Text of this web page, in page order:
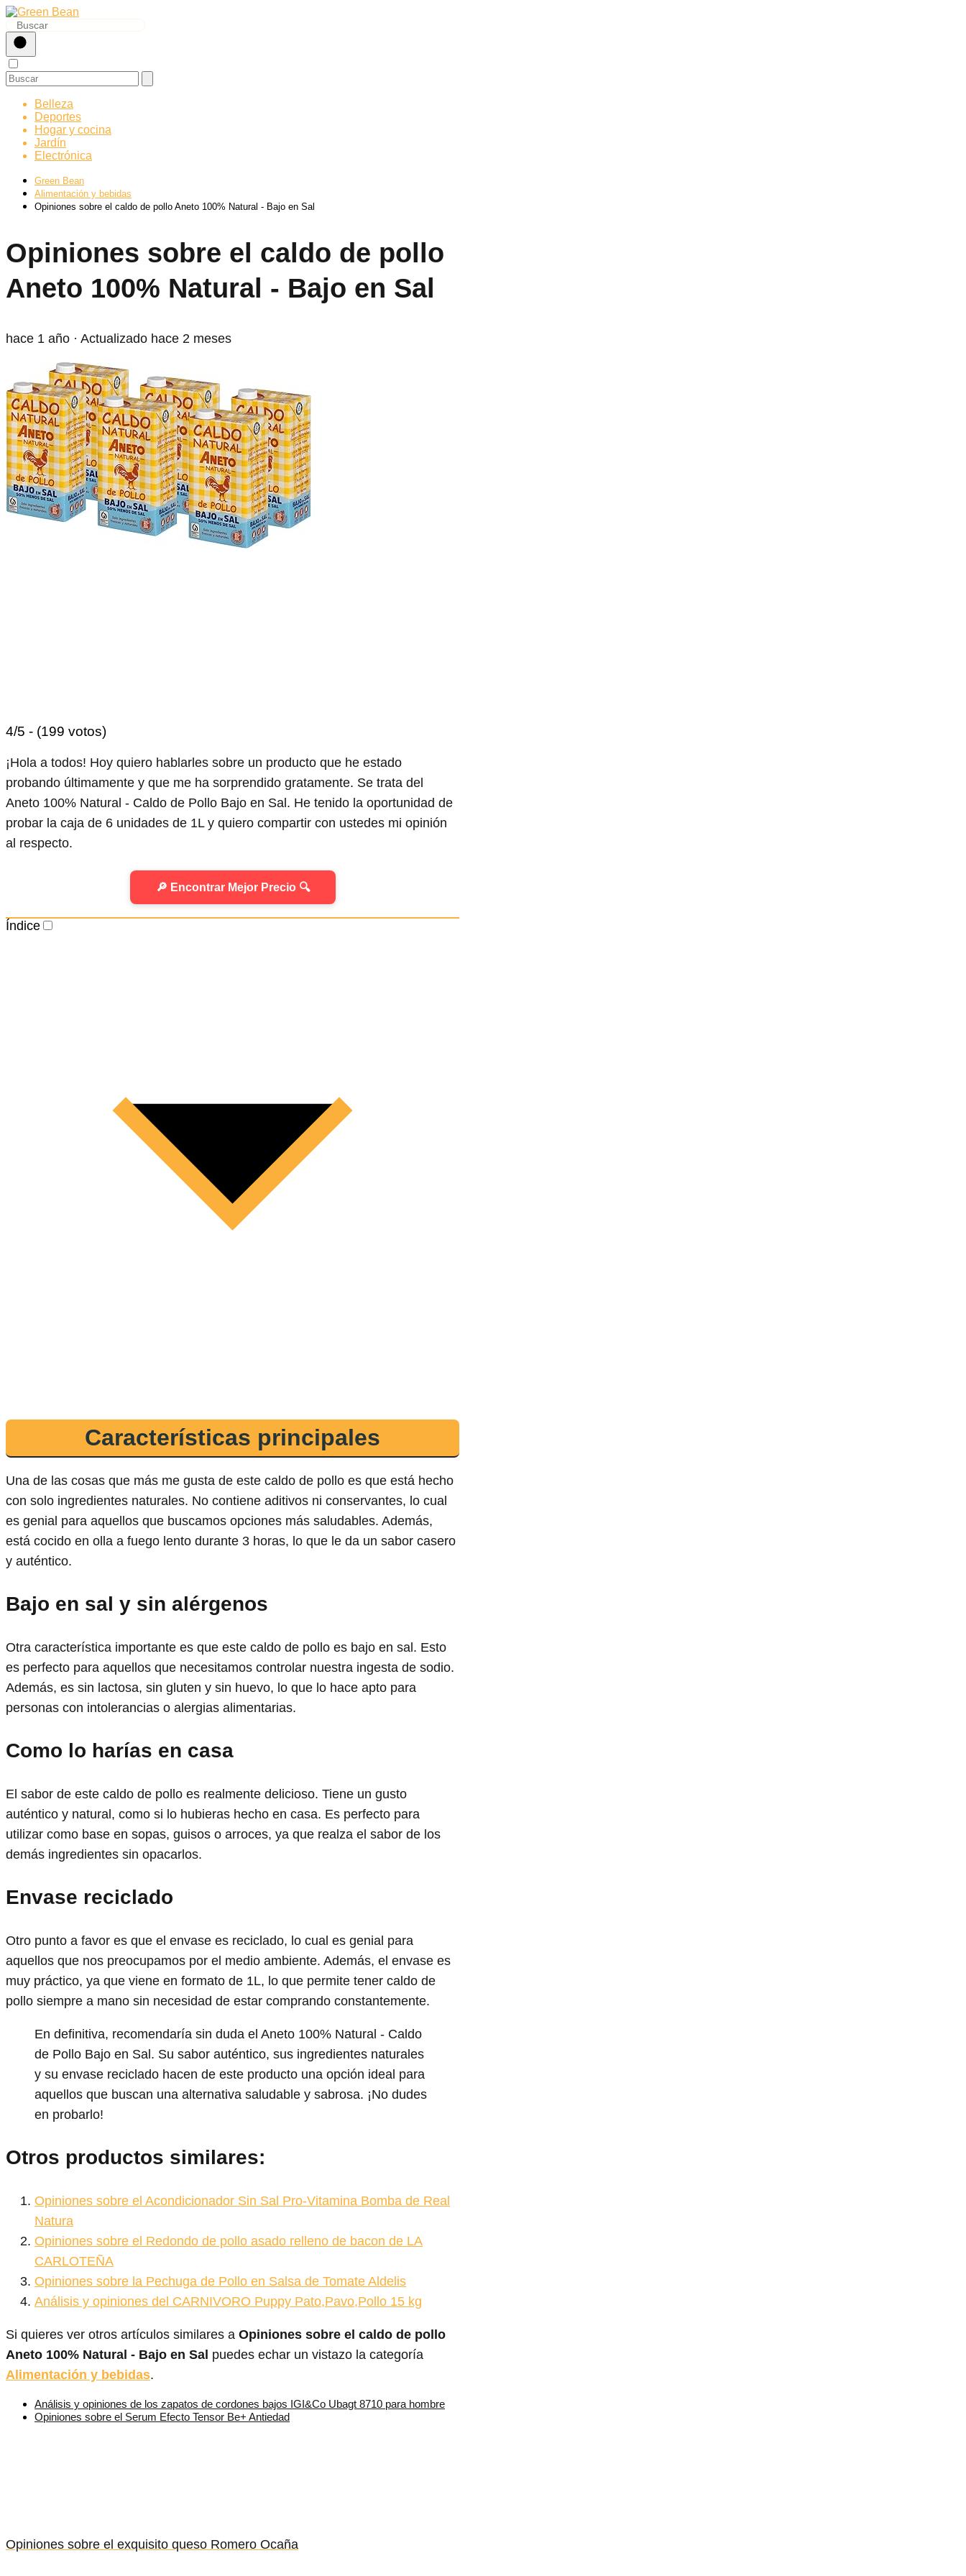
Belleza
Deportes
Hogar y cocina
Jardín
Electrónica
Green Bean
Alimentación y bebidas
Opiniones sobre el caldo de pollo Aneto 100% Natural - Bajo en Sal
Opiniones sobre el caldo de pollo
Aneto 100% Natural - Bajo en Sal
hace 1 año · Actualizado hace 2 meses
4/5 - (199 votos)
¡Hola a todos! Hoy quiero hablarles sobre un producto que he estado
probando últimamente y que me ha sorprendido gratamente. Se trata del
Aneto 100% Natural - Caldo de Pollo Bajo en Sal. He tenido la oportunidad de
probar la caja de 6 unidades de 1L y quiero compartir con ustedes mi opinión
al respecto.
🔎 Encontrar Mejor Precio 🔍
Índice
Características principales
Una de las cosas que más me gusta de este caldo de pollo es que está hecho
con solo ingredientes naturales. No contiene aditivos ni conservantes, lo cual
es genial para aquellos que buscamos opciones más saludables. Además,
está cocido en olla a fuego lento durante 3 horas, lo que le da un sabor casero
y auténtico.
Bajo en sal y sin alérgenos
Otra característica importante es que este caldo de pollo es bajo en sal. Esto
es perfecto para aquellos que necesitamos controlar nuestra ingesta de sodio.
Además, es sin lactosa, sin gluten y sin huevo, lo que lo hace apto para
personas con intolerancias o alergias alimentarias.
Como lo harías en casa
El sabor de este caldo de pollo es realmente delicioso. Tiene un gusto
auténtico y natural, como si lo hubieras hecho en casa. Es perfecto para
utilizar como base en sopas, guisos o arroces, ya que realza el sabor de los
demás ingredientes sin opacarlos.
Envase reciclado
Otro punto a favor es que el envase es reciclado, lo cual es genial para
aquellos que nos preocupamos por el medio ambiente. Además, el envase es
muy práctico, ya que viene en formato de 1L, lo que permite tener caldo de
pollo siempre a mano sin necesidad de estar comprando constantemente.
En definitiva, recomendaría sin duda el Aneto 100% Natural - Caldo
de Pollo Bajo en Sal. Su sabor auténtico, sus ingredientes naturales
y su envase reciclado hacen de este producto una opción ideal para
aquellos que buscan una alternativa saludable y sabrosa. ¡No dudes
en probarlo!
Otros productos similares:
Opiniones sobre el Acondicionador Sin Sal Pro-Vitamina Bomba de Real
Natura
Opiniones sobre el Redondo de pollo asado relleno de bacon de LA
CARLOTEÑA
Opiniones sobre la Pechuga de Pollo en Salsa de Tomate Aldelis
Análisis y opiniones del CARNIVORO Puppy Pato,Pavo,Pollo 15 kg
Si quieres ver otros artículos similares a Opiniones sobre el caldo de pollo
Aneto 100% Natural - Bajo en Sal puedes echar un vistazo la categoría
Alimentación y bebidas.
Análisis y opiniones de los zapatos de cordones bajos IGI&Co Ubagt 8710 para hombre
Opiniones sobre el Serum Efecto Tensor Be+ Antiedad
Opiniones sobre el exquisito queso Romero Ocaña